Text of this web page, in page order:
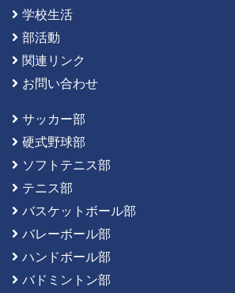
学校生活
部活動
関連リンク
お問い合わせ
サッカー部
硬式野球部
ソフトテニス部
テニス部
バスケットボール部
バレーボール部
ハンドボール部
バドミントン部